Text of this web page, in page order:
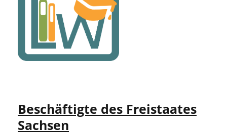
Beschäftigte des Freistaates
Sachsen